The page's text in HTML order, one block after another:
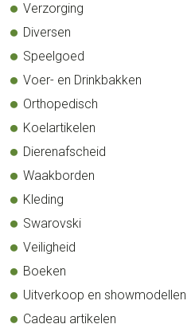
Verzorging
Diversen
Speelgoed
Voer- en Drinkbakken
Orthopedisch
Koelartikelen
Dierenafscheid
Waakborden
Kleding
Swarovski
Veiligheid
Boeken
Uitverkoop en showmodellen
Cadeau artikelen